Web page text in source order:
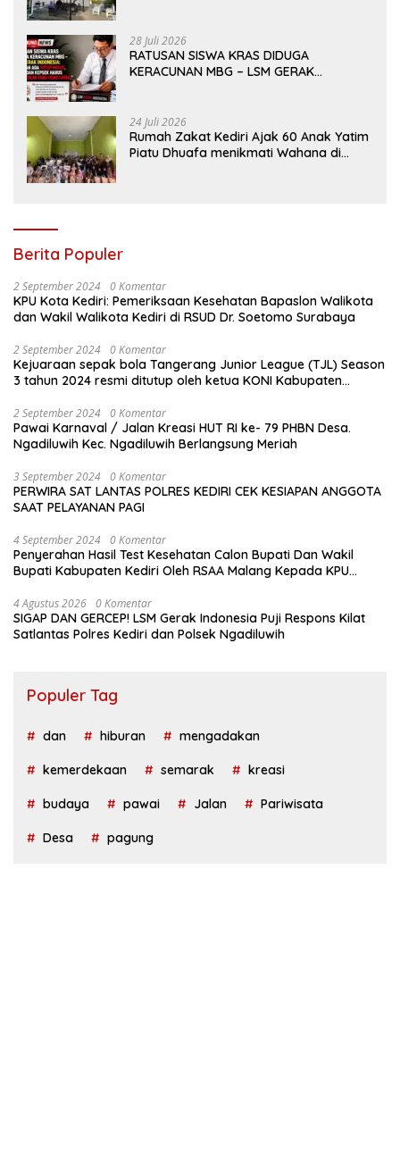
28 Juli 2026
RATUSAN SISWA KRAS DIDUGA
KERACUNAN MBG – LSM GERAK
YANG TIDAK LAYAK
24 Juli 2026
Rumah Zakat Kediri Ajak 60 Anak Yatim
Piatu Dhuafa menikmati Wahana di
Berita Populer
2 September 2024 0 Komentar
KPU Kota Kediri: Pemeriksaan Kesehatan Bapaslon Walikota
dan Wakil Walikota Kediri di RSUD Dr. Soetomo Surabaya
2 September 2024 0 Komentar
Kejuaraan sepak bola Tangerang Junior League (TJL) Season
3 tahun 2024 resmi ditutup oleh ketua KONI Kabupaten
2 September 2024 0 Komentar
Pawai Karnaval / Jalan Kreasi HUT RI ke- 79 PHBN Desa.
Ngadiluwih Kec. Ngadiluwih Berlangsung Meriah
3 September 2024 0 Komentar
PERWIRA SAT LANTAS POLRES KEDIRI CEK KESIAPAN ANGGOTA
SAAT PELAYANAN PAGI
4 September 2024 0 Komentar
Penyerahan Hasil Test Kesehatan Calon Bupati Dan Wakil
Bupati Kabupaten Kediri Oleh RSAA Malang Kepada KPU
4 Agustus 2026 0 Komentar
SIGAP DAN GERCEP! LSM Gerak Indonesia Puji Respons Kilat
Satlantas Polres Kediri dan Polsek Ngadiluwih
Populer Tag
dan hiburan mengadakan
kemerdekaan semarak kreasi
budaya pawai Jalan Pariwisata
Desa pagung